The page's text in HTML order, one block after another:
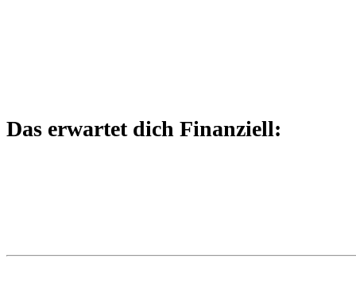
Das erwartet dich Finanziell: